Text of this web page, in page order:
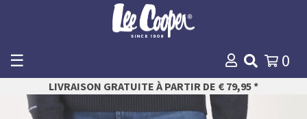
☰ 0
WINKELMANDJE
LIVRAISON GRATUITE À PARTIR DE € 79,95 *